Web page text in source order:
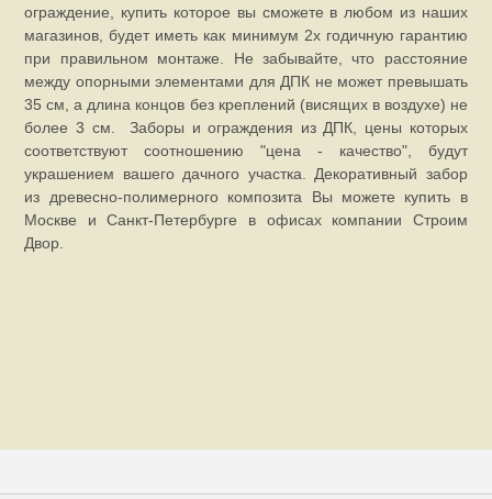
ограждение , купить которое вы сможете в любом из наших
магазинов, будет иметь как минимум 2х годичную гарантию
при правильном монтаже. Не забывайте, что расстояние
между опорными элементами для ДПК не может превышать
35 см, а длина концов без креплений (висящих в воздухе) не
более 3 см. Заборы и ограждения из ДПК, цены которых
соответствуют соотношению "цена - качество", будут
украшением вашего дачного участка. Декоративный забор
из древесно-полимерного композита Вы можете купить в
Москве и Санкт-Петербурге в офисах компании Строим
Двор.